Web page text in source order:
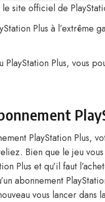
site officiel de
Plus à l’extrême
Plus, vous
PlayStation Plus,
Bien que le jeu
Plus et qu’il faut
abonnement
vous lancer dans